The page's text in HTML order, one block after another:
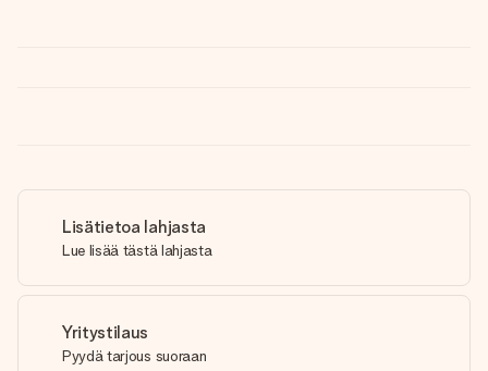
Lisätietoa lahjasta
Lue lisää tästä lahjasta
Yritystilaus
Pyydä tarjous suoraan